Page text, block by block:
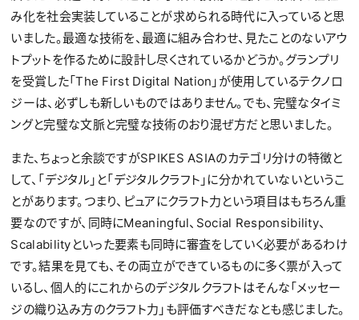
み化を社会実装していることが求められる時代に入っていると思
いました。最適な技術を、最適に組み合わせ、見たことのないアウ
トプットを作るために設計し尽くされているかどうか。グランプリ
を受賞した「The First Digital Nation」が使用しているテクノロ
ジーは、必ずしも新しいものではありません。でも、完璧なタイミ
ングと完璧な文脈と完璧な技術のおり混ぜ方だと思いました。
また、ちょっと余談ですがSPIKES ASIAのカテゴリ分けの特徴と
して、「デジタル」と「デジタルクラフト」に分かれていないというこ
とがあります。つまり、ピュアにクラフト力という項目はもちろん重
要なのですが、同時にMeaningful、Social Responsibility、
Scalabilityといった要素も同時に審査をしていく必要があるわけ
です。結果を見ても、その両立ができているものに多く票が入って
いるし、個人的にこれからのデジタルクラフトはそんな「メッセー
ジの織り込み方のクラフト力」も評価すべきだなとも感じました。